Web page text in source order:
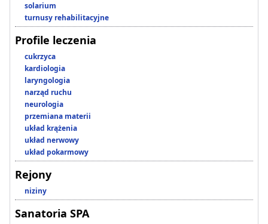
solarium
turnusy rehabilitacyjne
Profile leczenia
cukrzyca
kardiologia
laryngologia
narząd ruchu
neurologia
przemiana materii
układ krążenia
układ nerwowy
układ pokarmowy
Rejony
niziny
Sanatoria SPA